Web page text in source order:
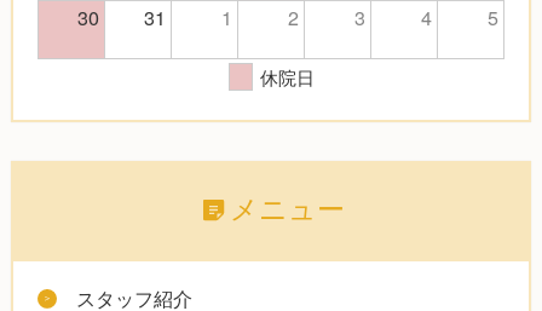
30
31 1 2 3 4 5
休院日
メニュー
スタッフ紹介